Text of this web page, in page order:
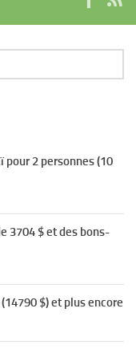
pour 2 personnes (10
3704 $ et des bons-
$) et plus encore